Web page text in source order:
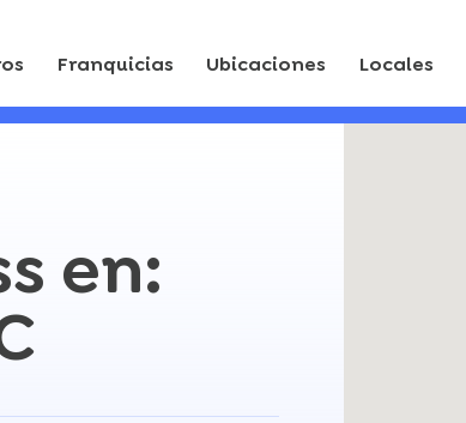
Franquicias Ubicaciones Locales
en: